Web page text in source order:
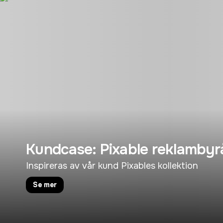
Kundcase: Pixable
Inspireras av vår kund Pixables kollektion
Se mer